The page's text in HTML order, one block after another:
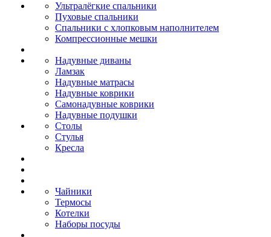
Ультралёгкие спальники
Пуховые спальники
Спальники с хлопковым наполнителем
Компрессионные мешки
Надувные диваны
Ламзак
Надувные матрасы
Надувные коврики
Самонадувные коврики
Надувные подушки
Столы
Стулья
Кресла
Чайники
Термосы
Котелки
Наборы посуды